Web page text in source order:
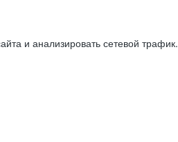
и анализировать сетевой трафик.